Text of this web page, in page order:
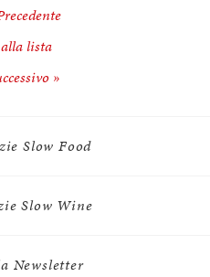
lista
»
Slow Food
Slow Wine
Newsletter